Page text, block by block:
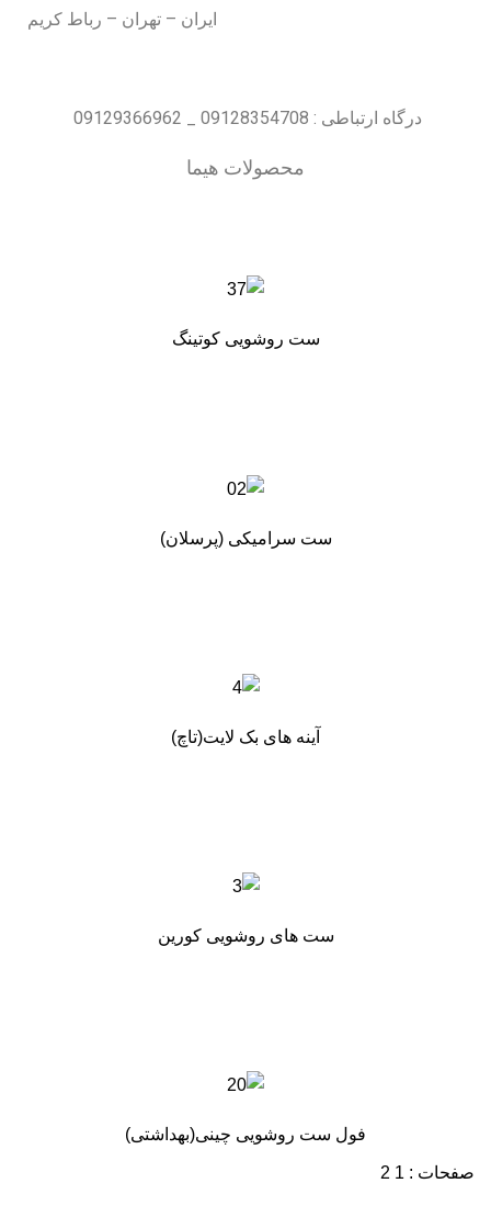
ایران – تهران – رباط کریم
درگاه ارتباطی : 09128354708 _ 09129366962
محصولات هیما
ست روشویی کوتینگ
ست سرامیکی (پرسلان)
آینه های بک لایت(تاچ)
ست های روشویی کورین
فول ست روشویی چینی(بهداشتی)
صفحات : 1
2